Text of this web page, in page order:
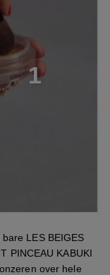
1
LES BEIGES
PINCEAU KABUKI
over hele